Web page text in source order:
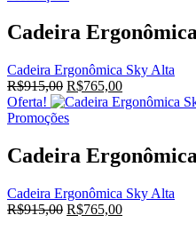
Cadeira
Cadeira Ergonômica Sky Alta
R$915,00 O
preço
original
R$915,00.
R$765,00O
preço
R$765,00.
Oferta!
Promoções
Cadeira
Cadeira Ergonômica Sky Alta
R$915,00 O
R$765,00O